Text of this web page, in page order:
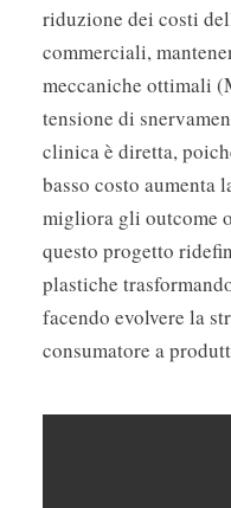
riduzione dei costi
commerciali,
meccaniche ottimali
tensione di
clinica è diretta,
basso costo aumenta
migliora gli outcome
questo progetto
plastiche
facendo evolvere la
consumatore a